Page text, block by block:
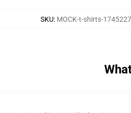
SKU: MOCK-t-shirts-